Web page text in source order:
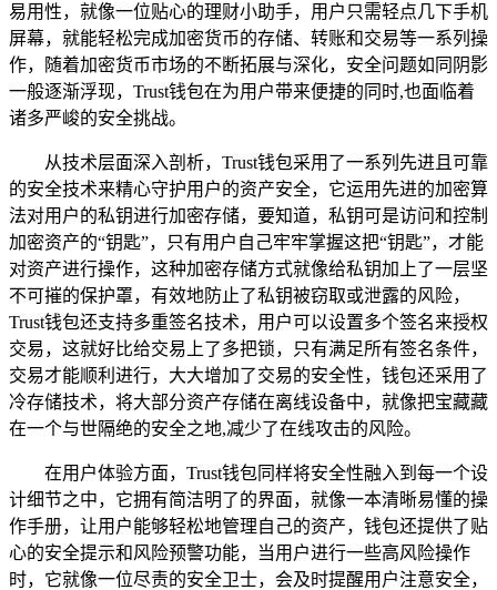
易用性，就像一位贴心的理财小助手，用户只需轻点几下手机
屏幕，就能轻松完成加密货币的存储、转账和交易等一系列操
作，随着加密货币市场的不断拓展与深化，安全问题如同阴影
一般逐渐浮现，Trust钱包在为用户带来便捷的同时,也面临着
诸多严峻的安全挑战。
从技术层面深入剖析，Trust钱包采用了一系列先进且可靠
的安全技术来精心守护用户的资产安全，它运用先进的加密算
法对用户的私钥进行加密存储，要知道，私钥可是访问和控制
加密资产的“钥匙”，只有用户自己牢牢掌握这把“钥匙”，才能
对资产进行操作，这种加密存储方式就像给私钥加上了一层坚
不可摧的保护罩，有效地防止了私钥被窃取或泄露的风险，
Trust钱包还支持多重签名技术，用户可以设置多个签名来授权
交易，这就好比给交易上了多把锁，只有满足所有签名条件，
交易才能顺利进行，大大增加了交易的安全性，钱包还采用了
冷存储技术，将大部分资产存储在离线设备中，就像把宝藏藏
在一个与世隔绝的安全之地,减少了在线攻击的风险。
在用户体验方面，Trust钱包同样将安全性融入到每一个设
计细节之中，它拥有简洁明了的界面，就像一本清晰易懂的操
作手册，让用户能够轻松地管理自己的资产，钱包还提供了贴
心的安全提示和风险预警功能，当用户进行一些高风险操作
时，它就像一位尽责的安全卫士，会及时提醒用户注意安全，